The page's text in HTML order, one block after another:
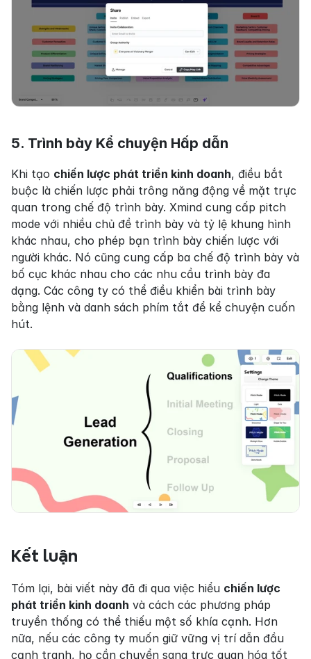
5. Trình bày Kể chuyện Hấp dẫn
Khi tạo chiến lược phát triển kinh doanh, điều bắt
buộc là chiến lược phải trông năng động về mặt trực
quan trong chế độ trình bày. Xmind cung cấp pitch
mode với nhiều chủ đề trình bày và tỷ lệ khung hình
khác nhau, cho phép bạn trình bày chiến lược với
người khác. Nó cũng cung cấp ba chế độ trình bày và
bố cục khác nhau cho các nhu cầu trình bày đa
dạng. Các công ty có thể điều khiển bài trình bày
bằng lệnh và danh sách phím tắt để kể chuyện cuốn
hút.
Kết luận
Tóm lại, bài viết này đã đi qua việc hiểu chiến lược
phát triển kinh doanh và cách các phương pháp
truyền thống có thể thiếu một số khía cạnh. Hơn
nữa, nếu các công ty muốn giữ vững vị trí dẫn đầu
cạnh tranh, họ cần chuyển sang trực quan hóa tốt